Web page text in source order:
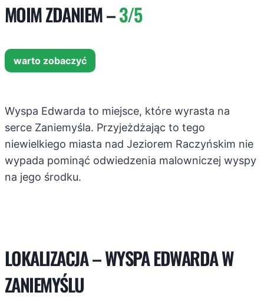
MOIM ZDANIEM –3/5
warto zobaczyć
Wyspa Edwarda to miejsce, które wyrasta na
serce Zaniemyśla. Przyjeżdżając to tego
niewielkiego miasta nad Jeziorem Raczyńskim nie
wypada pominąć odwiedzenia malowniczej wyspy
na jego środku.
LOKALIZACJA – WYSPA EDWARDA W
ZANIEMYŚLU